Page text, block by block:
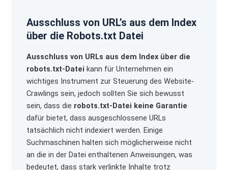
Ausschluss von URL’s aus dem Index
über die Robots.txt Datei
Ausschluss von URLs aus dem Index über die
robots.txt-Datei kann für Unternehmen ein
wichtiges Instrument zur Steuerung des Website-
Crawlings sein, jedoch sollten Sie sich bewusst
sein, dass die robots.txt-Datei keine Garantie
dafür bietet, dass ausgeschlossene URLs
tatsächlich nicht indexiert werden. Einige
Suchmaschinen halten sich möglicherweise nicht
an die in der Datei enthaltenen Anweisungen, was
bedeutet, dass stark verlinkte Inhalte trotz